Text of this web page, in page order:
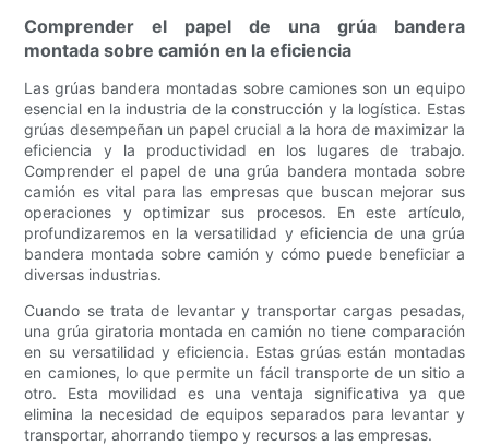
Comprender el papel de una grúa bandera
montada sobre camión en la eficiencia
Las grúas bandera montadas sobre camiones son un equipo
esencial en la industria de la construcción y la logística. Estas
grúas desempeñan un papel crucial a la hora de maximizar la
eficiencia y la productividad en los lugares de trabajo.
Comprender el papel de una grúa bandera montada sobre
camión es vital para las empresas que buscan mejorar sus
operaciones y optimizar sus procesos. En este artículo,
profundizaremos en la versatilidad y eficiencia de una grúa
bandera montada sobre camión y cómo puede beneficiar a
diversas industrias.
Cuando se trata de levantar y transportar cargas pesadas,
una grúa giratoria montada en camión no tiene comparación
en su versatilidad y eficiencia. Estas grúas están montadas
en camiones, lo que permite un fácil transporte de un sitio a
otro. Esta movilidad es una ventaja significativa ya que
elimina la necesidad de equipos separados para levantar y
transportar, ahorrando tiempo y recursos a las empresas.